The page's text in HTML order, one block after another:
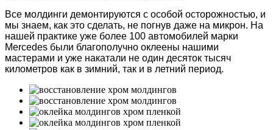
Все молдинги демонтируются с особой осторожностью, и
мы знаем, как это сделать, не погнув даже на микрон. На
нашей практике уже более 100 автомобилей марки
Mercedes были благополучно оклеены нашими
мастерами и уже накатали не один десяток тысяч
километров как в зимний, так и в летний период.